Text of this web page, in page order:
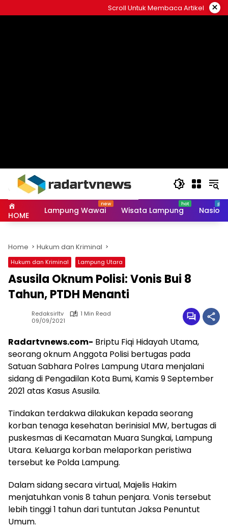
to
Scroll Untuk Membaca Artikel ×
HOME Lampung Wawai Wisata Lampung
Home Hukum dan Kriminal
Hukum dan Kriminal Lampung Utara
Asusila Oknum Polisi: Vonis Bui 8
Tahun, PTDH Menanti
Redaksirltv
1 Min Read
09/09/2021
Radartvnews.com- Briptu Fiqi Hidayah Utama,
seorang oknum Anggota Polisi bertugas pada
Satuan Sabhara Polres Lampung Utara menjalani
sidang di Pengadilan Kota Bumi, Kamis 9 September
2021 atas Kasus Asusila.
Tindakan terdakwa dilakukan kepada seorang
korban tenaga kesehatan berinisial MW, bertugas di
puskesmas di Kecamatan Muara Sungkai, Lampung
Utara. Keluarga korban melaporkan peristiwa
tersebut ke Polda Lampung.
Dalam sidang secara virtual, Majelis Hakim
menjatuhkan vonis 8 tahun penjara. Vonis tersebut
lebih tinggi 1 tahun dari tuntutan Jaksa Penuntut
Umum.